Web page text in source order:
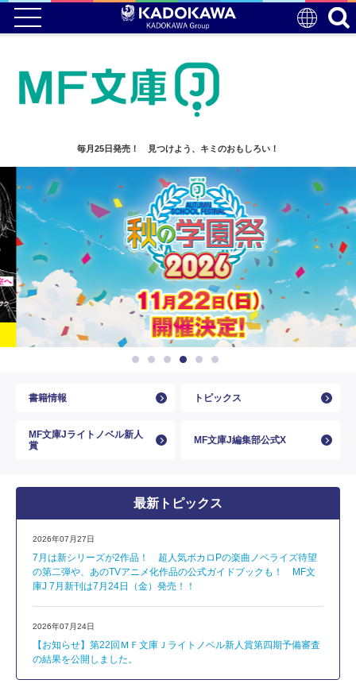
毎月25日発売！ 見つけよう、キミのおもしろい！
書籍情報 トピックス
MF文庫Jライトノベル新人
賞
MF文庫J編集部公式X
最新トピックス
2026年07月27日
7月は新シリーズが2作品！ 超人気ボカロPの楽曲ノベライズ待望
の第二弾や、あのTVアニメ化作品の公式ガイドブックも！ MF文
庫J 7月新刊は7月24日（金）発売！！
2026年07月24日
【お知らせ】第22回ＭＦ文庫Ｊライトノベル新人賞第四期予備審査
の結果を公開しました。